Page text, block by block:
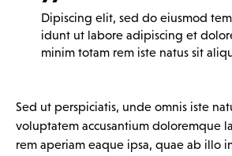
Dipiscing elit, sed do eiusmod
idunt ut labore adipiscing et
minim totam rem iste natus sit
Sed ut perspiciatis, unde omnis iste
voluptatem accusantium doloremque
rem aperiam eaque ipsa, quae ab illo